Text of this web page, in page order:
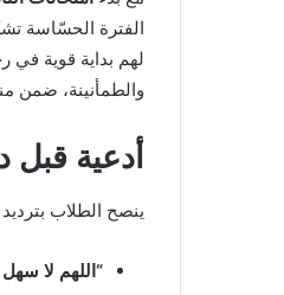
الفترة الحسّاسة
لهم بداية قوية في
والطمأنينة، ضمن
أدعية قبل
ينصح الطلاب
“اللهم لا